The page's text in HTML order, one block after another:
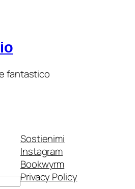
fantastico
Sostienimi
Instagram
Bookwyrm
Privacy Policy